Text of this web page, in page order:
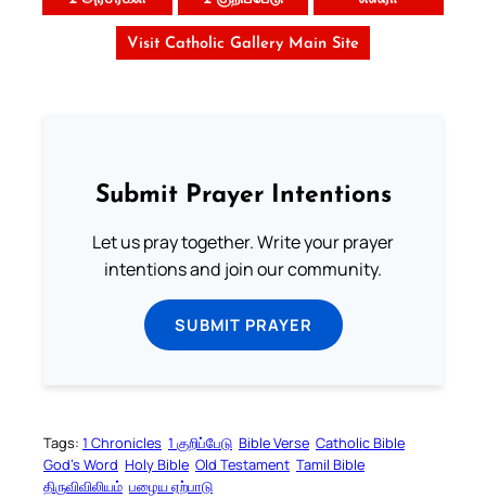
Visit Catholic Gallery Main Site
Submit Prayer Intentions
Let us pray together. Write your prayer
intentions and join our community.
SUBMIT PRAYER
Tags: 1 Chronicles 1 குறிப்பேடு Bible Verse Catholic Bible
God’s Word Holy Bible Old Testament Tamil Bible
திருவிவிலியம் பழைய ஏற்பாடு